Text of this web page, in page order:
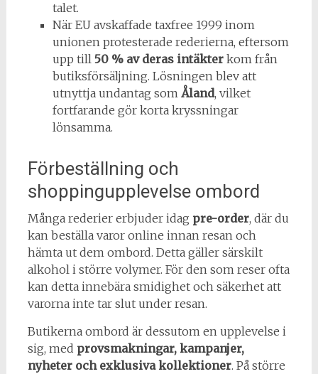
talet.
När EU avskaffade taxfree 1999 inom
unionen protesterade rederierna, eftersom
upp till 50 % av deras intäkterkom från
butiksförsäljning. Lösningen blev att
utnyttja undantag som Åland, vilket
fortfarande gör korta kryssningar
lönsamma.
Förbeställning och
shoppingupplevelse ombord
Många rederier erbjuder idag pre-order, där du
kan beställa varor online innan resan och
hämta ut dem ombord. Detta gäller särskilt
alkohol i större volymer. För den som reser ofta
kan detta innebära smidighet och säkerhet att
varorna inte tar slut under resan.
Butikerna ombord är dessutom en upplevelse i
sig, med provsmakningar, kampanjer,
nyheter och exklusiva kollektioner. På större